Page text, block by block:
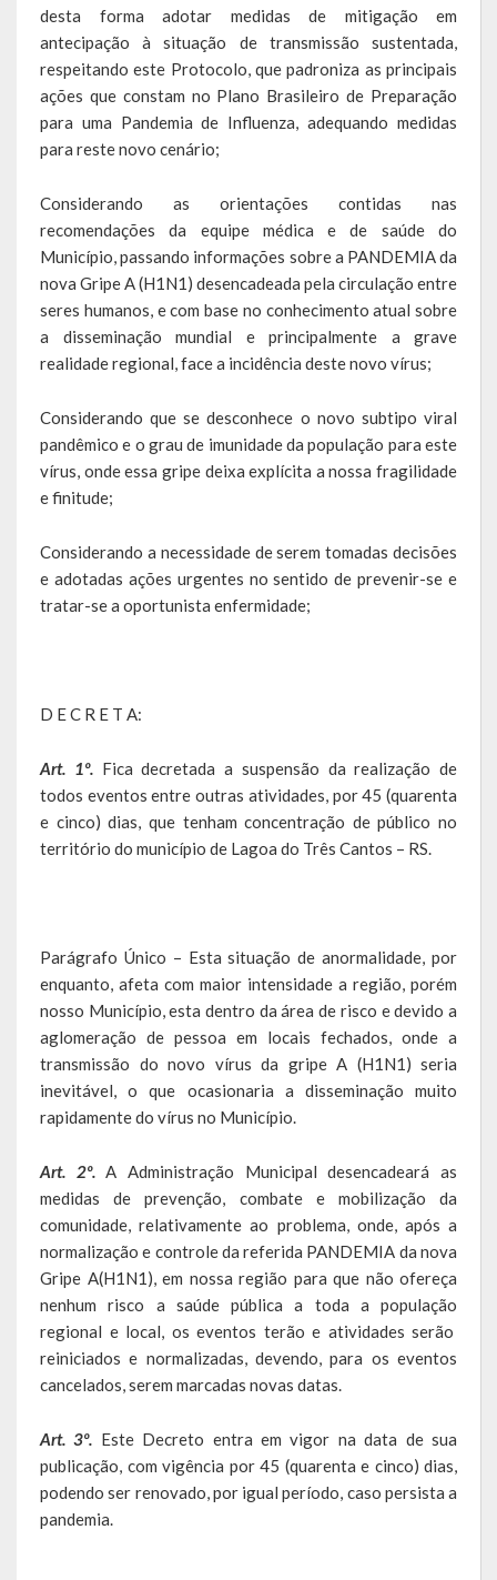
A história marcante do Grêmio Esportivo Lagoense: uma história
de paixão e muitas conquistas
A História da Praça da Lagoa
A História da Igreja Adventista do Sétimo Dia
A História da Comunidade Católica Nossa Senhora da Assunção
de Linha Glória
A História da Comunidade Evangélica de Linha Glória
A História da Comunidade Católica São José de Linha Ojeriza
Pontos Turísticos
Gastronomia
Hospedagem
Galeria de Soberanas
Galeria de Vereadores
Vídeos
Publicações
SIAFIC
Contas
Contas – TCE
Relatório Anual de Gestão
Editais de Licitações
LicitaCon Cidadão
Prestação de Contas
Demonstrativos Contábeis
Legislativo
Legislação
Lei Municipal
Parcerias – LEI 13.019/2014
desta forma adotar medidas de mitigação em
antecipação à situação de transmissão sustentada,
respeitando este Protocolo, que padroniza as principais
ações que constam no Plano Brasileiro de Preparação
para uma Pandemia de Influenza, adequando medidas
para reste novo cenário;
Considerando as orientações contidas nas
recomendações da equipe médica e de saúde do
Município, passando informações sobre a PANDEMIA da
nova Gripe A (H1N1) desencadeada pela circulação entre
seres humanos, e com base no conhecimento atual sobre
a disseminação mundial e principalmente a grave
realidade regional, face a incidência deste novo vírus;
Considerando que se desconhece o novo subtipo viral
pandêmico e o grau de imunidade da população para este
vírus, onde essa gripe deixa explícita a nossa fragilidade
e finitude;
Considerando a necessidade de serem tomadas decisões
e adotadas ações urgentes no sentido de prevenir-se e
tratar-se a oportunista enfermidade;
D E C R E T A:
Art. 1º. Fica decretada a suspensão da realização de
todos eventos entre outras atividades, por 45 (quarenta
e cinco) dias, que tenham concentração de público no
território do município de Lagoa do Três Cantos – RS.
Parágrafo Único – Esta situação de anormalidade, por
enquanto, afeta com maior intensidade a região, porém
nosso Município, esta dentro da área de risco e devido a
aglomeração de pessoa em locais fechados, onde a
transmissão do novo vírus da gripe A (H1N1) seria
inevitável, o que ocasionaria a disseminação muito
rapidamente do vírus no Município.
Art. 2º.A Administração Municipal desencadeará as
medidas de prevenção, combate e mobilização da
comunidade, relativamente ao problema, onde, após a
normalização e controle da referida PANDEMIA da nova
Gripe A(H1N1), em nossa região para que não ofereça
nenhum risco a saúde pública a toda a população
regional e local, os eventos terão e atividades serão
reiniciados e normalizadas, devendo, para os eventos
cancelados, serem marcadas novas datas.
Art. 3º. Este Decreto entra em vigor na data de sua
publicação, com vigência por 45 (quarenta e cinco) dias,
podendo ser renovado, por igual período, caso persista a
pandemia.